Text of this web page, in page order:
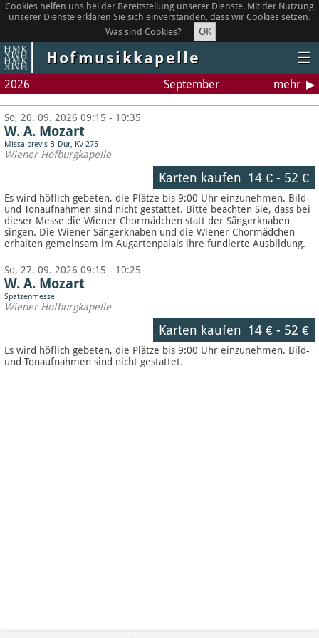
Cookies helfen uns bei der Bereitstellung unserer Dienste. Mit der Nutzung
unserer Dienste erklären Sie sich einverstanden, dass wir Cookies setzen.
Was sind Cookies?
OK
Hofmusikkapelle ☰
2026 September mehr
So, 20. 09. 2026 09:15 - 10:35
W. A. Mozart
Missa brevis B-Dur, KV 275
Wiener Hofburgkapelle
Karten kaufen 14 €- 52 €
Es wird höflich gebeten, die Plätze bis 9:00 Uhr einzunehmen. Bild-
und Tonaufnahmen sind nicht gestattet. Bitte beachten Sie, dass bei
dieser Messe die Wiener Chormädchen statt der Sängerknaben
singen. Die Wiener Sängerknaben und die Wiener Chormädchen
erhalten gemeinsam im Augartenpalais ihre fundierte Ausbildung.
So, 27. 09. 2026 09:15 - 10:25
W. A. Mozart
Spatzenmesse
Wiener Hofburgkapelle
Karten kaufen 14 €- 52 €
Es wird höflich gebeten, die Plätze bis 9:00 Uhr einzunehmen. Bild-
und Tonaufnahmen sind nicht gestattet.